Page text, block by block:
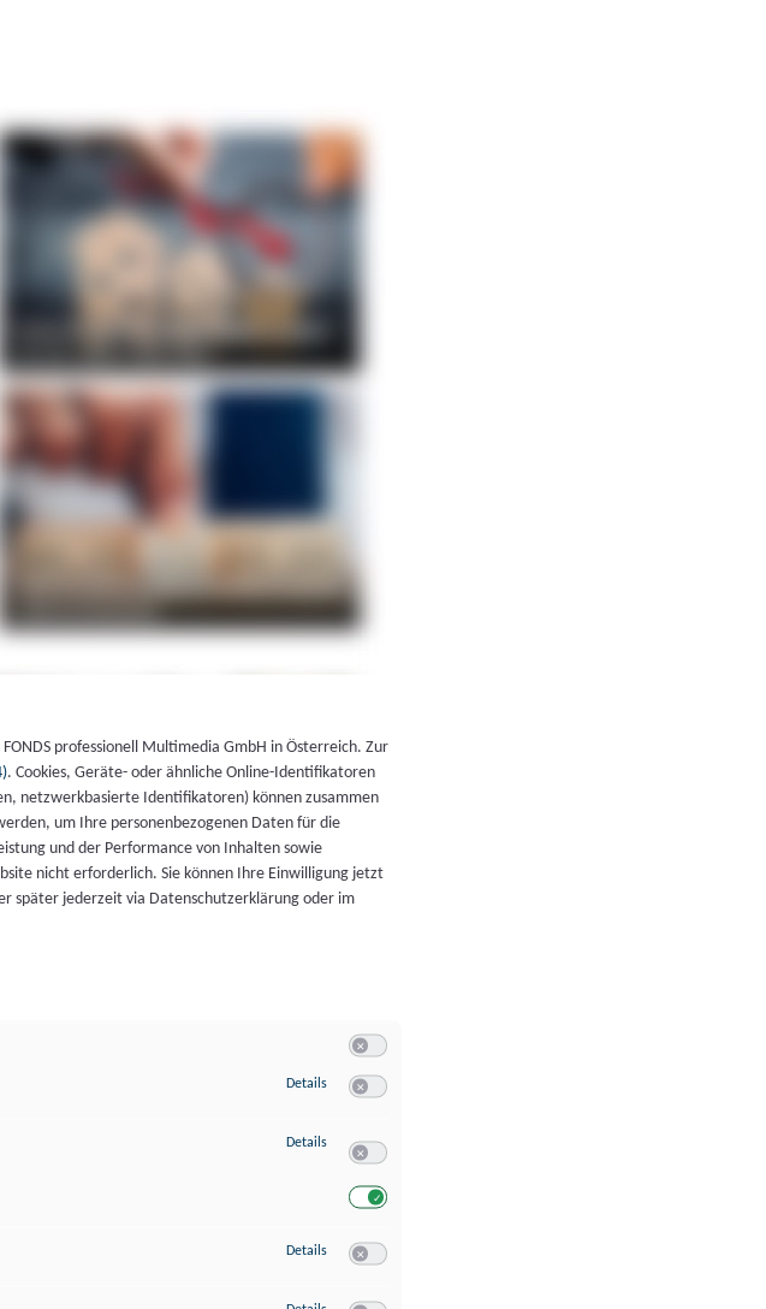
professionell Multimedia GmbH in Österreich. Zur
. Cookies, Geräte- oder ähnliche Online-Identifikatoren
netzwerkbasierte Identifikatoren) können zusammen
um Ihre personenbezogenen Daten für die
und der Performance von Inhalten sowie
nicht erforderlich. Sie können Ihre Einwilligung jetzt
später jederzeit via Datenschutzerklärung oder im
Details zu Speichern von oder Zugriff auf Informationen auf einem Endgerät
Details zu Verwendung reduzierter Daten zur Auswahl von Werbeanzeigen
Details zu Erstellung von Profilen für personalisierte Werbung
zu Verwendung von Profilen zur Auswahl personalisierter Werbung